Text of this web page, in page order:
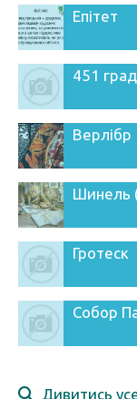
Епітет
451
Верлібр
Шинель
Гротеск
Собор
Дивитись